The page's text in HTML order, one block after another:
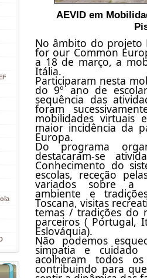
AEVID em
No âmbito do projeto
for our Common
a 18 de março, a
Itália.
Participaram nesta
do 9º ano de
sequência das
foram
mobilidades virtuais
maior incidência da
Europa.
Do programa
destacaram-se
Conhecimento do
escolas, receção
variados sobre a
ambiente e
Toscana, visitas
temas / tradições do
parceiros ( Portugal,
Eslováquia).
Não podemos
simpatia e cuidado
acolheram todos
contribuindo para